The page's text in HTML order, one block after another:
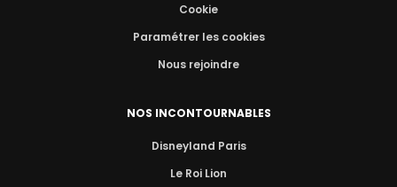
Cookie
Paramétrer les cookies
Nous rejoindre
NOS INCONTOURNABLES
Disneyland Paris
Le Roi Lion